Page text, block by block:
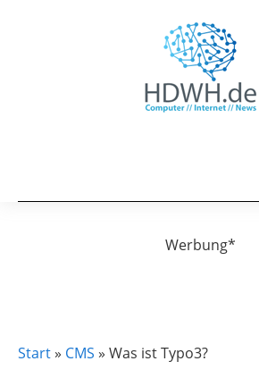
Werbung*
Start» CMS » Was ist Typo3?